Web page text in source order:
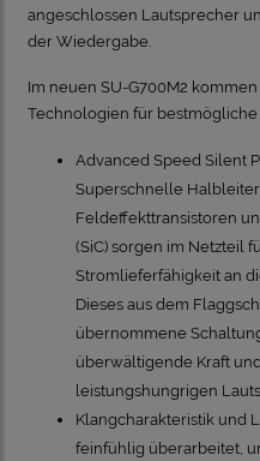
angeschlossen Lautsprecher
der Wiedergabe.
Im neuen SU-G700M2
Technologien für bestmögliche
Advanced Speed Silent
Superschnelle
Feldeffekttransistoren
(SiC) sorgen im Netzteil
Stromlieferfähigkeit an
Dieses aus dem
übernommene
überwältigende Kraft
leistungshungrigen
Klangcharakteristik und
feinfühlig überarbeitet,